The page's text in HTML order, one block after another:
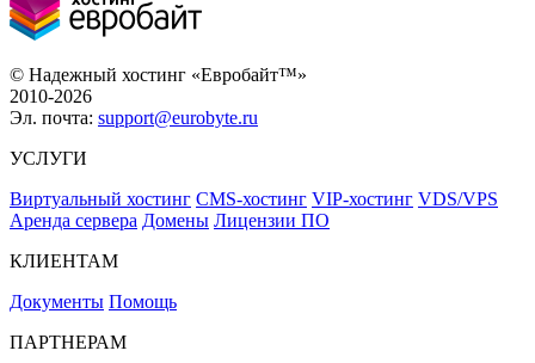
© Надежный хостинг «Евробайт™»
2010-2026
Эл. почта: support@eurobyte.ru
УСЛУГИ
Виртуальный хостинг CMS-хостинг VIP-хостинг VDS/VPS
Аренда сервера Домены Лицензии ПО
КЛИЕНТАМ
Документы Помощь
ПАРТНЕРАМ